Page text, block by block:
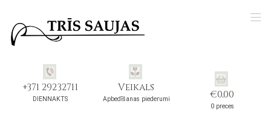
+371 29232711
DIENNAKTS
Veikals
Apbedīšanas piederumi €0,00
0 preces